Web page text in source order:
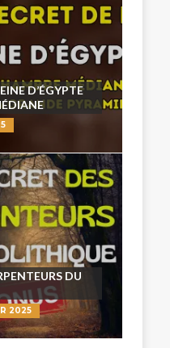
D’ÉGYPTE
DU
2025